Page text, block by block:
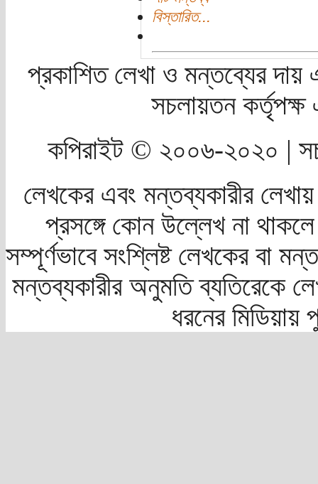
বিস্তারিত...
প্রকাশিত লেখা ও মন্তব্যের দায়
সচলায়তন
কপিরাইট © ২০০৬-২০২০ |
লেখকের এবং মন্তব্যকারীর
প্রসঙ্গে কোন উল্লেখ না
সম্পূর্ণভাবে সংশ্লিষ্ট লেখকের বা
মন্তব্যকারীর অনুমতি ব্যতিরেকে
ধরনের মিডিয়ায়